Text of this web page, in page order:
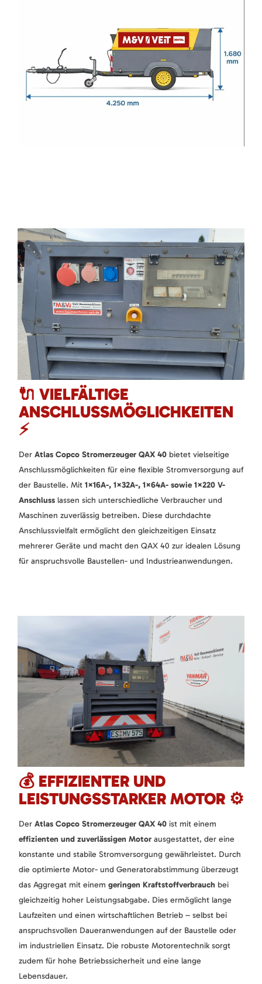
🔌 VIELFÄLTIGE
ANSCHLUSSMÖGLICHKEITEN
⚡
Der Atlas Copco Stromerzeuger QAX 40 bietet vielseitige
Anschlussmöglichkeiten für eine flexible Stromversorgung auf
der Baustelle. Mit 1×16A-, 1×32A-, 1×64A- sowie 1×220 V-
Anschluss lassen sich unterschiedliche Verbraucher und
Maschinen zuverlässig betreiben. Diese durchdachte
Anschlussvielfalt ermöglicht den gleichzeitigen Einsatz
mehrerer Geräte und macht den QAX 40 zur idealen Lösung
für anspruchsvolle Baustellen- und Industrieanwendungen.
💰 EFFIZIENTER UND
LEISTUNGSSTARKER MOTOR ⚙️
Der Atlas Copco Stromerzeuger QAX 40 ist mit einem
effizienten und zuverlässigen Motor ausgestattet, der eine
konstante und stabile Stromversorgung gewährleistet. Durch
die optimierte Motor- und Generatorabstimmung überzeugt
das Aggregat mit einem geringen Kraftstoffverbrauch bei
gleichzeitig hoher Leistungsabgabe. Dies ermöglicht lange
Laufzeiten und einen wirtschaftlichen Betrieb – selbst bei
anspruchsvollen Daueranwendungen auf der Baustelle oder
im industriellen Einsatz. Die robuste Motorentechnik sorgt
zudem für hohe Betriebssicherheit und eine lange
Lebensdauer.